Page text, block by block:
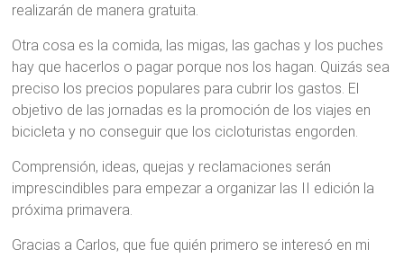
realizarán de manera gratuita.
Otra cosa es la comida, las migas, las gachas y los puches
hay que hacerlos o pagar porque nos los hagan. Quizás sea
preciso los precios populares para cubrir los gastos. El
objetivo de las jornadas es la promoción de los viajes en
bicicleta y no conseguir que los cicloturistas engorden.
Comprensión, ideas, quejas y reclamaciones serán
imprescindibles para empezar a organizar las II edición la
próxima primavera.
Gracias a Carlos, que fue quién primero se interesó en mi